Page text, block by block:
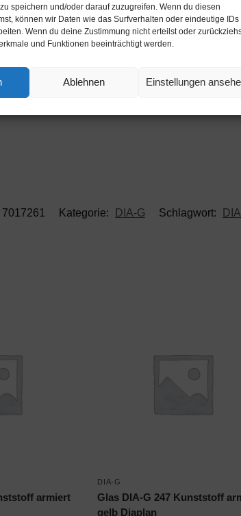
speichern und/oder darauf zuzugreifen. Wenn du diesen
können wir Daten wie das Surfverhalten oder eindeutige IDs
Wenn du deine Zustimmung nicht erteilst oder
und Funktionen beeinträchtigt werden.
Ablehnen Einstellungen
7017261 Kategorie: DIA-G Schlagwort:
armiert
DIA-G
Glas DIA-G 247 Kunststoff
gelb Diaplan